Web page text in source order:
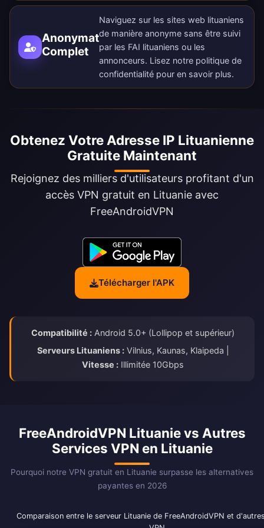
Anonymat
Complet
Naviguez sur les sites web lituaniens
de manière anonyme sans être suivi
par les FAI lituaniens ou les
annonceurs. Lisez notre politique de
confidentialité pour en savoir plus.
Obtenez Votre Adresse IP Lituanienne
Gratuite Maintenant
Rejoignez des milliers d'utilisateurs profitant d'un
accès VPN gratuit en Lituanie avec
FreeAndroidVPN
Télécharger l'APK
Compatibilité : Android 5.0+ (Lollipop et supérieur)
Serveurs Lituaniens :Vilnius, Kaunas, Klaipeda |
Vitesse : Illimitée 10Gbps
FreeAndroidVPN Lituanie vs Autres
Services VPN en Lituanie
Pourquoi notre VPN gratuit en Lituanie surpasse les alternatives
payantes en 2026
Comparaison entre le serveur Lituanie de FreeAndroidVPN et